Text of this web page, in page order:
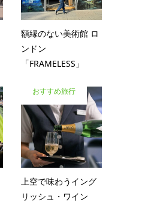
額縁のない美術館 ロ
ンドン
「FRAMELESS」
おすすめ旅行
上空で味わうイング
リッシュ・ワイン